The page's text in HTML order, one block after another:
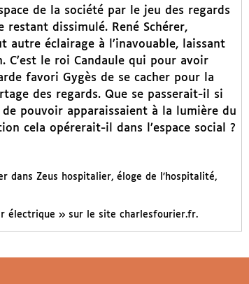
de la société par le jeu des regards
dissimulé. René Schérer,
autre éclairage à l’inavouable, laissant
C’est le roi Candaule qui pour avoir
favori Gygès de se cacher pour la
des regards. Que se passerait-il si
pouvoir apparaissaient à la lumière du
cela opérerait-il dans l’espace social ?
dans Zeus hospitalier, éloge de l’hospitalité,
électrique » sur le site charlesfourier.fr.